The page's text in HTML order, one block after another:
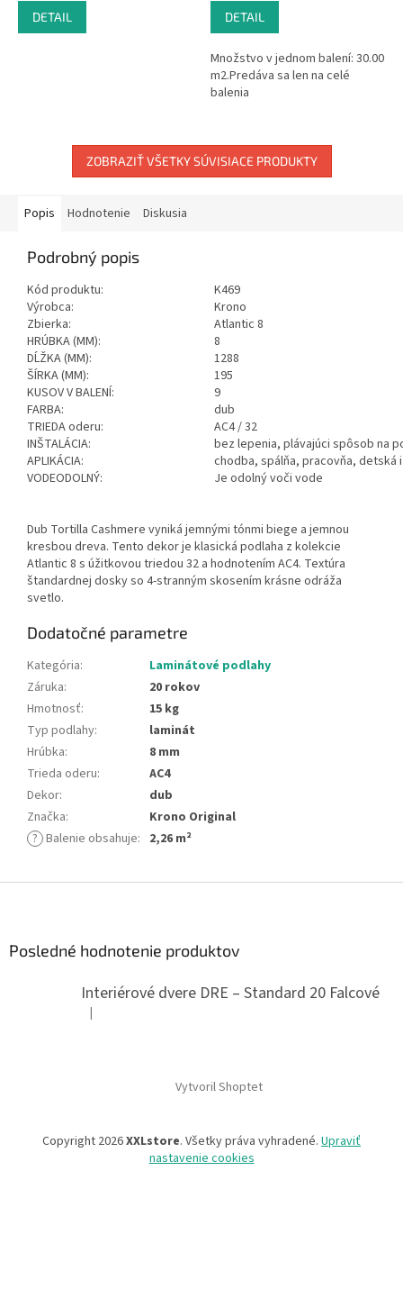
DETAIL DETAIL
Množstvo v jednom balení: 30.00
m2.Predáva sa len na celé
balenia
ZOBRAZIŤ VŠETKY SÚVISIACE PRODUKTY
Popis Hodnotenie Diskusia
Podrobný popis
Kód produktu:
K469
Výrobca:
Krono
Zbierka:
Atlantic 8
HRÚBKA (MM):
8
DĹŽKA (MM):
1288
ŠÍRKA (MM):
195
KUSOV V BALENÍ:
9
FARBA:
dub
TRIEDA oderu:
AC4 / 32
INŠTALÁCIA:
bez lepenia, plávajúci spôsob na
APLIKÁCIA:
chodba, spálňa, pracovňa,
VODEODOLNÝ:
Je odolný voči vode
Dub Tortilla Cashmere vyniká jemnými tónmi biege a jemnou
kresbou dreva. Tento dekor je klasická podlaha z kolekcie
Atlantic 8 s úžitkovou triedou 32 a hodnotením AC4. Textúra
štandardnej dosky so 4-stranným skosením krásne odráža
svetlo.
Dodatočné parametre
Kategória:
Laminátové podlahy
Záruka:
20 rokov
Hmotnosť:
15 kg
Typ podlahy:
laminát
Hrúbka:
8 mm
Trieda oderu:
AC4
Dekor:
dub
Značka:
Krono Original
? Balenie obsahuje: 2,26 m²
Posledné hodnotenie produktov
Interiérové dvere DRE – Standard 20 Falcové
Hodnotenie produktu je 5 z 5 hviezdičiek.
|
Vytvoril Shoptet
Copyright 2026XXLstore. Všetky práva vyhradené. Upraviť
nastavenie cookies